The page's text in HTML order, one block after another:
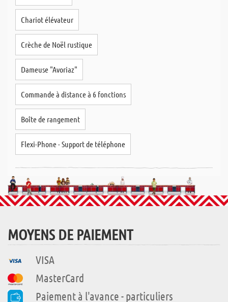
Chariot élévateur
Crèche de Noël rustique
Dameuse "Avoriaz"
Commande à distance à 6 fonctions
Boîte de rangement
Flexi-Phone - Support de téléphone
MOYENS DE PAIEMENT
VISA
MasterCard
Paiement à l'avance - particuliers